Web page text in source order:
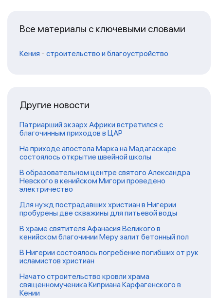
Все материалы с ключевыми словами
Кения - строительство и благоустройство
Другие новости
Патриарший экзарх Африки встретился с
благочинным приходов в ЦАР
На приходе апостола Марка на Мадагаскаре
состоялось открытие швейной школы
В образовательном центре святого Александра
Невского в кенийском Мигори проведено
электричество
Для нужд пострадавших христиан в Нигерии
пробурены две скважины для питьевой воды
В храме святителя Афанасия Великого в
кенийском благочинии Меру залит бетонный пол
В Нигерии состоялось погребение погибших от рук
исламистов христиан
Начато строительство кровли храма
священномученика Киприана Карфагенского в
Кении